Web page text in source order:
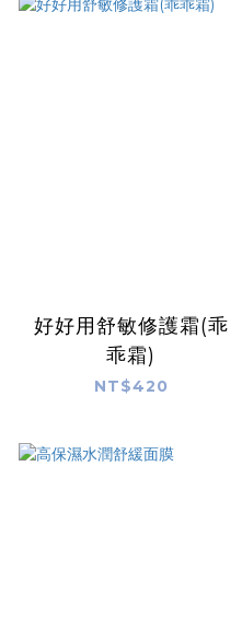
好好用舒敏修護霜(乖
乖霜)
NT$420